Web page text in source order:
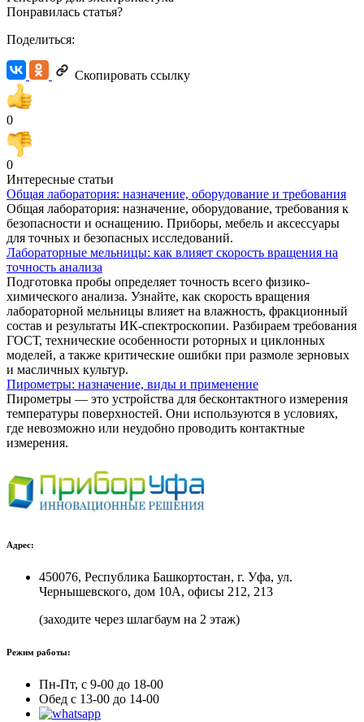
Понравилась статья?
Поделиться:
Скопировать ссылку
0
0
Интересные статьи
Общая лаборатория: назначение, оборудование и требования
Общая лаборатория: назначение, оборудование, требования к
безопасности и оснащению. Приборы, мебель и аксессуары
для точных и безопасных исследований.
Лабораторные мельницы: как влияет скорость вращения на
точность анализа
Подготовка пробы определяет точность всего физико-
химического анализа. Узнайте, как скорость вращения
лабораторной мельницы влияет на влажность, фракционный
состав и результаты ИК-спектроскопии. Разбираем требования
ГОСТ, технические особенности роторных и циклонных
моделей, а также критические ошибки при размоле зерновых
и масличных культур.
Пирометры: назначение, виды и применение
Пирометры — это устройства для бесконтактного измерения
температуры поверхностей. Они используются в условиях,
где невозможно или неудобно проводить контактные
измерения.
Адрес:
450076, Республика Башкортостан, г. Уфа, ул.
Чернышевского, дом 10А, офисы 212, 213
(заходите через шлагбаум на 2 этаж)
Режим работы:
Пн-Пт, с 9-00 до 18-00
Обед с 13-00 до 14-00